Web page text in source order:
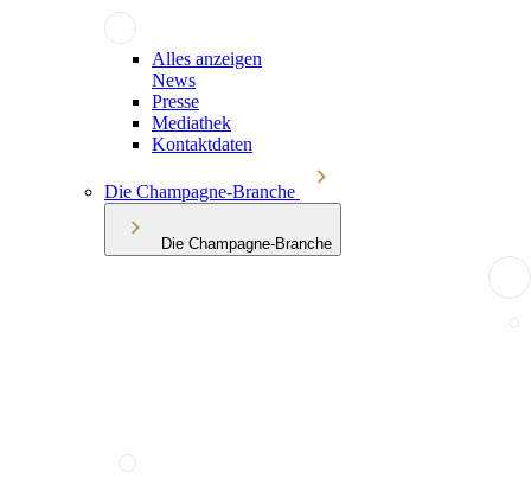
Alles anzeigen
News
Presse
Mediathek
Kontaktdaten
Die Champagne-Branche
Die Champagne-Branche